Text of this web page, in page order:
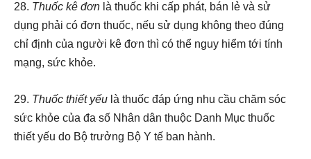
28. Thuốc kê đơn là thuốc khi cấp phát, bán lẻ và sử
dụng phải có đơn thuốc, nếu sử dụng không theo đúng
chỉ định của người kê đơn thì có thể nguy hiểm tới tính
mạng, sức khỏe.
29. Thuốc thiết yếu là thuốc đáp ứng nhu cầu chăm sóc
sức khỏe của đa số N hân dân thuộc Danh Mục thuốc
thiết yếu do Bộ trưởng Bộ Y tế ban hành.